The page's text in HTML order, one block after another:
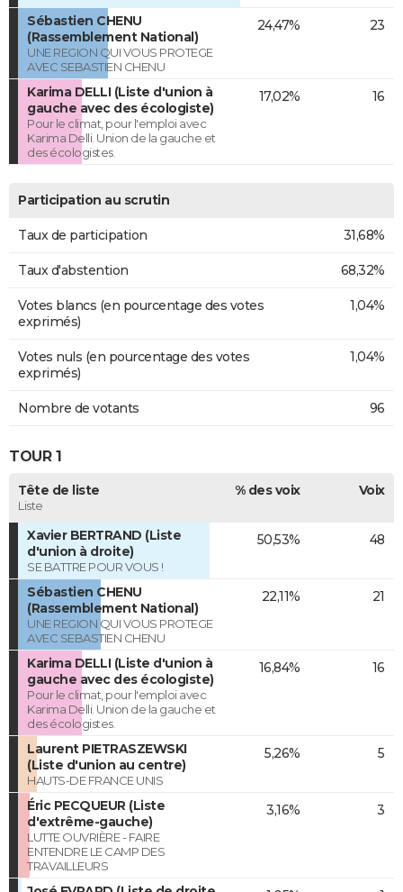
Sébastien CHENU
(Rassemblement National)
UNE REGION QUI VOUS PROTEGE
AVEC SEBASTIEN CHENU
24,47% 23
Karima DELLI (Liste d'union à
gauche avec des écologiste)
Pour le climat, pour l'emploi avec
Karima Delli. Union de la gauche et
des écologistes.
17,02% 16
Participation au scrutin
Taux de participation 31,68%
Taux d'abstention 68,32%
Votes blancs (en pourcentage des votes
exprimés)
1,04%
Votes nuls (en pourcentage des votes
exprimés)
1,04%
Nombre de votants 96
TOUR 1
Tête de liste
Liste
% des voix Voix
Xavier BERTRAND (Liste
d'union à droite)
SE BATTRE POUR VOUS !
50,53% 48
Sébastien CHENU
(Rassemblement National)
UNE REGION QUI VOUS PROTEGE
AVEC SEBASTIEN CHENU
22,11% 21
Karima DELLI (Liste d'union à
gauche avec des écologiste)
Pour le climat, pour l'emploi avec
Karima Delli. Union de la gauche et
des écologistes.
16,84% 16
Laurent PIETRASZEWSKI
(Liste d'union au centre)
HAUTS-DE FRANCE UNIS
5,26% 5
Éric PECQUEUR (Liste
d'extrême-gauche)
LUTTE OUVRIÈRE - FAIRE
ENTENDRE LE CAMP DES
TRAVAILLEURS
3,16% 3